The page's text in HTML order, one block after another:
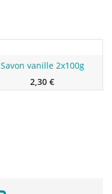
Savon vanille 2x100g
2,30 €